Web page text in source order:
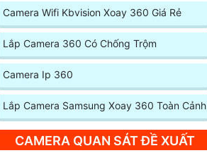
Camera Wifi Kbvision Xoay 360 Giá Rẻ
Lắp Camera 360 Có Chống Trộm
Camera Ip 360
Lắp Camera Samsung Xoay 360 Toàn Cảnh
CAMERA QUAN SÁT ĐỀ XUẤT